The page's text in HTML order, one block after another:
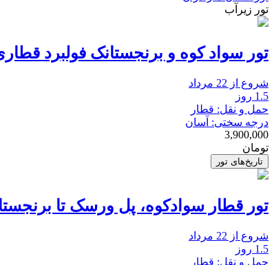
تور زیرآب
تور سواد کوه و برنجستانک فولبرد
شروع از 22 مرداد
1.5 روز
حمل و نقل: قطار
درجه سختی: آسان
3,900,000
تومان
تاریخ‌های تور
تور قطار سوادکوه، پل ورسک تا
شروع از 22 مرداد
1.5 روز
حمل و نقل: قطار